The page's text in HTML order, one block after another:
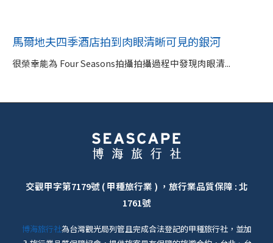
馬爾地夫四季酒店拍到肉眼清晰可見的銀河
很榮幸能為 Four Seasons拍攝拍攝過程中發現肉眼清...
交觀甲字第7179號 ( 甲種旅行業 ) ，旅行業品質保障 : 北
1761號
博海旅行社為台灣觀光局列管且完成合法登記的甲種旅行社，並加